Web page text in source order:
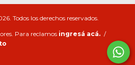
Todos los derechos reservados.
Para reclamos ingresá acá. /